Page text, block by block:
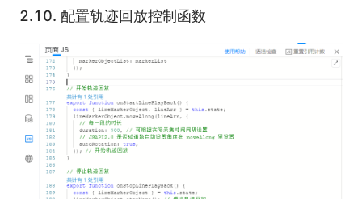
2.10. 配置轨迹回放控制函数